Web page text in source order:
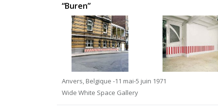
“Buren”
Anvers, Belgique -11 mai-5 juin 1971
Wide White Space Gallery